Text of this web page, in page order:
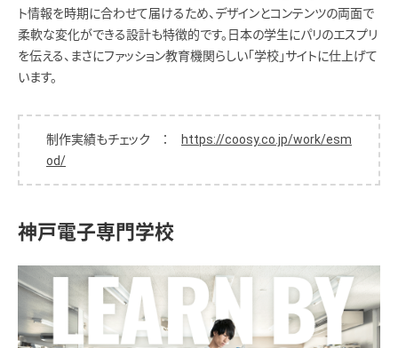
ト情報を時期に合わせて届けるため、デザインとコンテンツの両面で
柔軟な変化ができる設計も特徴的です。日本の学生にパリのエスプリ
を伝える、まさにファッション教育機関らしい「学校」サイトに仕上げて
います。
制作実績もチェック ：
https://coosy.co.jp/work/esm
od/
神戸電子専門学校